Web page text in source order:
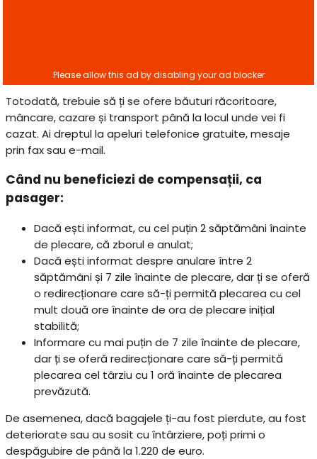
Totodată, trebuie să ți se ofere băuturi răcoritoare,
mâncare, cazare și transport până la locul unde vei fi
cazat. Ai dreptul la apeluri telefonice gratuite, mesaje
prin fax sau e-mail.
Când nu beneficiezi de compensații, ca
pasager:
Dacă ești informat, cu cel puțin 2 săptămâni înainte
de plecare, că zborul e anulat;
Dacă ești informat despre anulare între 2
săptămâni și 7 zile înainte de plecare, dar ți se oferă
o redirecționare care să-ți permită plecarea cu cel
mult două ore înainte de ora de plecare inițial
stabilită;
Informare cu mai puțin de 7 zile înainte de plecare,
dar ți se oferă redirecționare care să-ți permită
plecarea cel târziu cu 1 oră înainte de plecarea
prevăzută.
De asemenea, dacă bagajele ți-au fost pierdute, au fost
deteriorate sau au sosit cu întârziere, poți primi o
despăgubire de până la 1.220 de euro.